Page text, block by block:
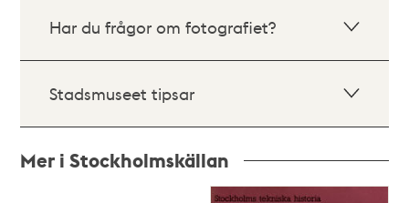
Har du frågor om fotografiet?
Stadsmuseet tipsar
Mer i Stockholmskällan